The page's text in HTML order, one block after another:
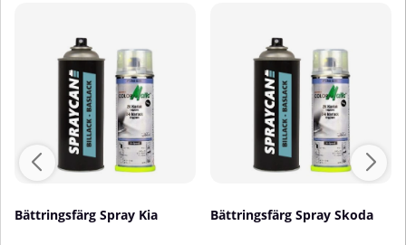
Bättringsfärg Spray Kia Bättringsfärg Spray Skoda